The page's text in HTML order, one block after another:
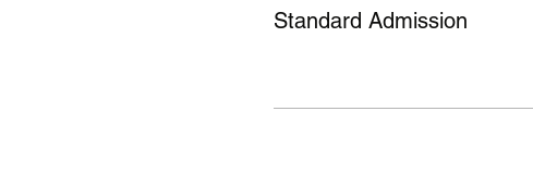
Standard Admission